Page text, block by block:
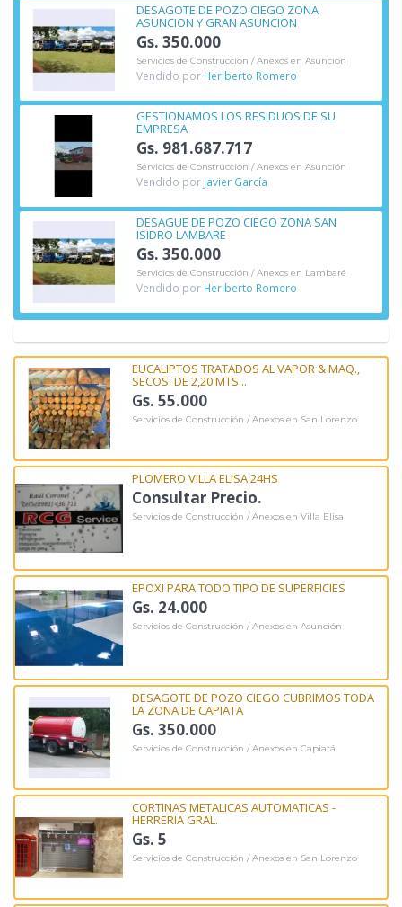
DESAGOTE DE POZO CIEGO ZONA
ASUNCION Y GRAN ASUNCION
Gs. 350.000
Servicios de Construcción / Anexos en Asunción
Vendido por Heriberto Romero
GESTIONAMOS LOS RESIDUOS DE SU
EMPRESA
Gs. 981.687.717
Servicios de Construcción / Anexos en Asunción
Vendido por Javier García
DESAGUE DE POZO CIEGO ZONA SAN
ISIDRO LAMBARE
Gs. 350.000
Servicios de Construcción / Anexos en Lambaré
Vendido por Heriberto Romero
EUCALIPTOS TRATADOS AL VAPOR & MAQ.,
SECOS. DE 2,20 MTS...
Gs. 55.000
Servicios de Construcción / Anexos en San Lorenzo
PLOMERO VILLA ELISA 24HS
Consultar Precio.
Servicios de Construcción / Anexos en Villa Elisa
EPOXI PARA TODO TIPO DE SUPERFICIES
Gs. 24.000
Servicios de Construcción / Anexos en Asunción
DESAGOTE DE POZO CIEGO CUBRIMOS TODA
LA ZONA DE CAPIATA
Gs. 350.000
Servicios de Construcción / Anexos en Capiatá
CORTINAS METALICAS AUTOMATICAS -
HERRERIA GRAL.
Gs. 5
Servicios de Construcción / Anexos en San Lorenzo